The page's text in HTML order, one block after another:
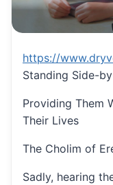
https://
Standing Side-
Providing Them
Their Lives
The Cholim of
Sadly, hearing